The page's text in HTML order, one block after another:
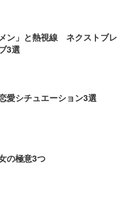
ン」と熱視線 ネクストブレ
3選
愛シチュエーション3選
の極意3つ